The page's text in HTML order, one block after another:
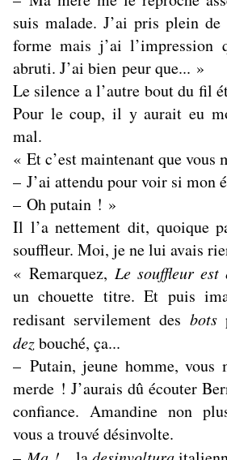
suis malade. J’ai pris plein
forme mais j’ai l’impression
abruti. J’ai bien peur que... »
Le silence a l’autre bout du fil
Pour le coup, il y aurait eu
mal.
« Et c’est maintenant que vous
– J’ai attendu pour voir si mon
– Oh putain ! »
Il l’a nettement dit, quoique
souffleur. Moi, je ne lui avais
« Remarquez, Le souffleur est
un chouette titre. Et puis
redisant servilement des bots
dezbouché, ça...
– Putain, jeune homme, vous
merde ! J’aurais dû écouter
confiance. Amandine non
vous a trouvé désinvolte.